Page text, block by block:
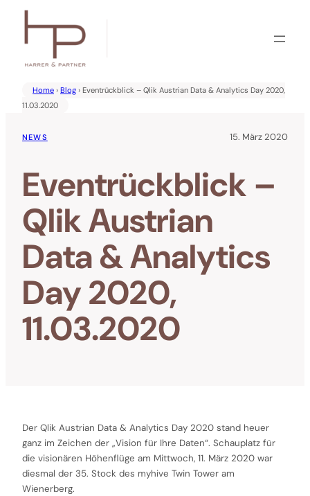
Inhalt
springen
Home › Blog › Eventrückblick – Qlik Austrian Data & Analytics Day 2020,
11.03.2020
NEWS 15. März 2020
Eventrückblick –
Qlik Austrian
Data & Analytics
Day 2020,
11.03.2020
Der Qlik Austrian Data & Analytics Day 2020 stand heuer
ganz im Zeichen der „Vision für Ihre Daten“. Schauplatz für
die visionären Höhenflüge am Mittwoch, 11. März 2020 war
diesmal der 35. Stock des myhive Twin Tower am
Wienerberg.